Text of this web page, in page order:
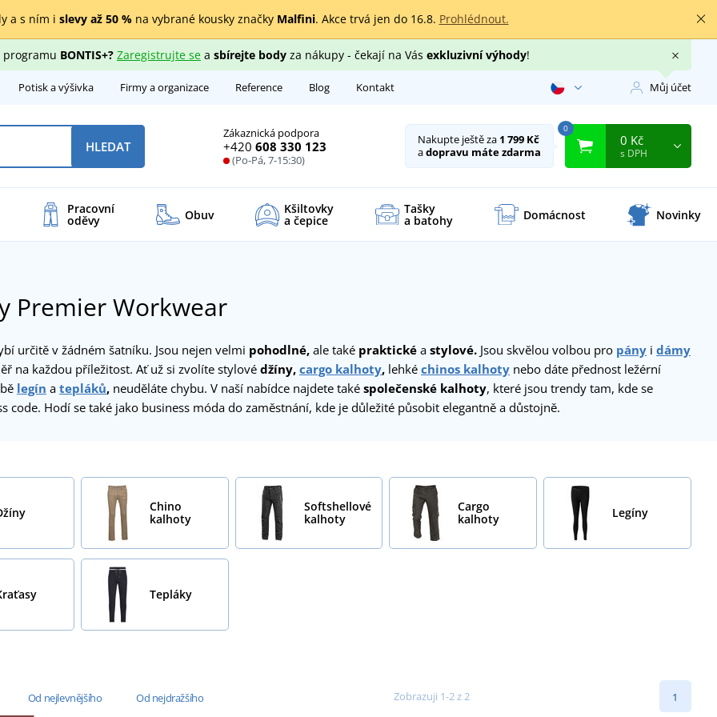
a s ním i slevy až 50 %na vybrané kousky značky Malfini. Akce trvá jen do 16.8. Prohlédnout.
programu BONTIS+? Zaregistrujte sea sbírejte bodyza nákupy - čekají na Vás exkluzivní výhody!
Potisk a výšivka Firmy a organizace Reference Blog Kontakt Můj účet
Zákaznická podpora
+420 608 330 123
(Po-Pá, 7-15:30)
HLEDAT Nakupte ještě za 1 799 Kč
adopravu máte zdarma
0
0 Kč
s DPH
Pracovní
oděvy Obuv Kšiltovky
a čepice
Tašky
a batohy Domácnost Novinky
Premier Workwear
určitě v žádném šatníku. Jsou nejen velmi pohodlné, ale také praktické a stylové. Jsou skvělou volbou pro pány i dámy
na každou příležitost. Ať už si zvolíte stylové džíny, cargo kalhoty, lehké chinos kalhoty nebo dáte přednost ležérní
legín a tepláků, neuděláte chybu. V naší nabídce najdete také společenské kalhoty, které jsou trendy tam, kde se
code. Hodí se také jako business móda do zaměstnání, kde je důležité působit elegantně a důstojně.
Chino
kalhoty
Softshellové
kalhoty
Cargo
kalhoty
Legíny
Tepláky
Od nejlevnějšího Od nejdražšího Zobrazuji 1-2 z 2 1